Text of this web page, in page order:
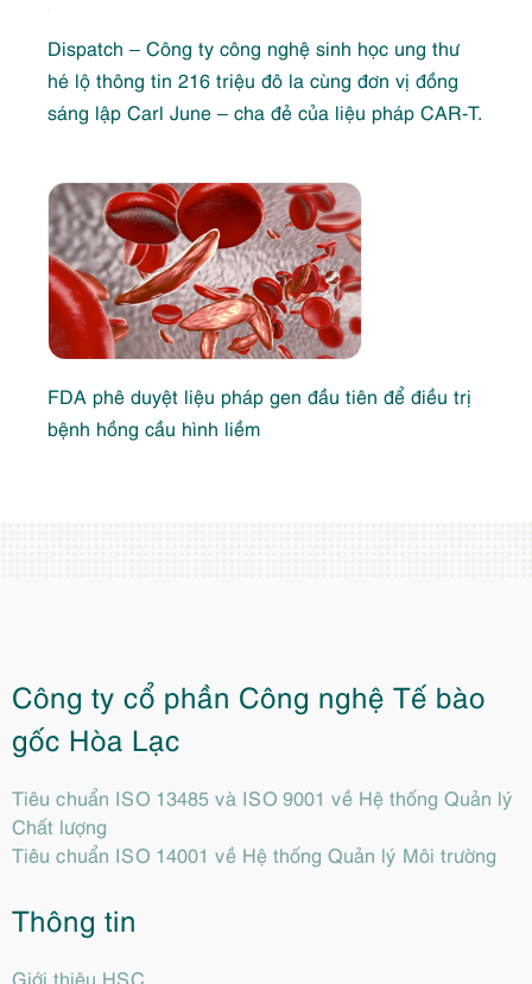
Dispatch – Công ty công nghệ sinh học ung thư
hé lộ thông tin 216 triệu đô la cùng đơn vị đồng
sáng lập Carl June – cha đẻ của liệu pháp CAR‑T.
FDA phê duyệt liệu pháp gen đầu tiên để điều trị
bệnh hồng cầu hình liềm
Công ty cổ phần Công nghệ Tế bào
gốc Hòa Lạc
Tiêu chuẩn ISO 13485 và ISO 9001 về Hệ thống Quản lý
Chất lượng
Tiêu chuẩn ISO 14001 về Hệ thống Quản lý Môi trường
Thông tin
Giới thiệu HSC